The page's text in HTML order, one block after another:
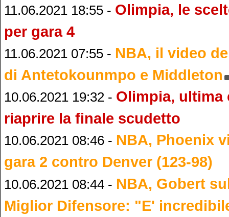
11.06.2021 18:55 - Olimpia, le
per gara 4
11.06.2021 07:55 - NBA, il video
di Antetokounmpo e Middleton
10.06.2021 19:32 - Olimpia, ultima
riaprire la finale scudetto
10.06.2021 08:46 - NBA, Phoenix
gara 2 contro Denver (123-98)
10.06.2021 08:44 - NBA, Gobert
Miglior Difensore: "E'